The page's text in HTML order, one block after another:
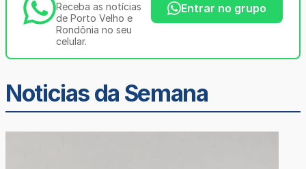
Receba as notícias
de Porto Velho e
Rondônia no seu
celular.
Entrar no grupo
Noticias da Semana